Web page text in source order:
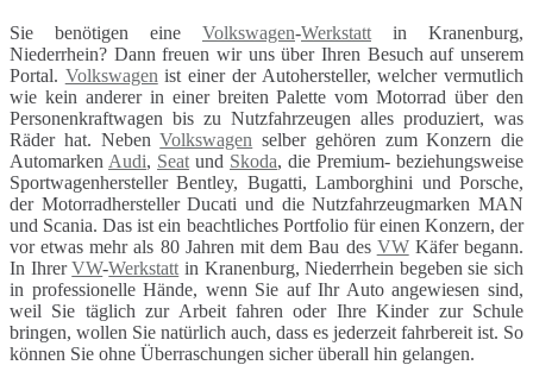
Sie benötigen eine Volkswagen-Werkstatt in Kranenburg,
Niederrhein? Dann freuen wir uns über Ihren Besuch auf unserem
Portal. Volkswagen ist einer der Autohersteller, welcher vermutlich
wie kein anderer in einer breiten Palette vom Motorrad über den
Personenkraftwagen bis zu Nutzfahrzeugen alles produziert, was
Räder hat. NebenVolkswagen selber gehören zum Konzern die
Automarken Audi, Seat und Skoda, die Premium- beziehungsweise
Sportwagenhersteller Bentley, Bugatti, Lamborghini und Porsche,
der Motorradhersteller Ducati und die Nutzfahrzeugmarken MAN
und Scania. Das ist ein beachtliches Portfolio für einen Konzern, der
vor etwas mehr als 80 Jahren mit dem Bau des VWKäfer begann.
In IhrerVW-Werkstatt in Kranenburg, Niederrhein begeben sie sich
in professionelle Hände, wenn Sie auf Ihr Auto angewiesen sind,
weil Sie täglich zur Arbeit fahren oder Ihre Kinder zur Schule
bringen, wollen Sie natürlich auch, dass es jederzeit fahrbereit ist. So
können Sie ohne Überraschungen sicher überall hin gelangen.